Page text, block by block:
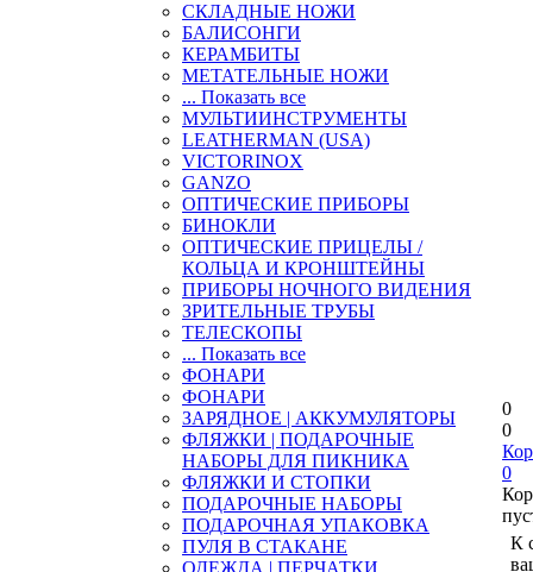
СКЛАДНЫЕ НОЖИ
БАЛИСОНГИ
КЕРАМБИТЫ
МЕТАТЕЛЬНЫЕ НОЖИ
... Показать все
МУЛЬТИИНСТРУМЕНТЫ
LEATHERMAN (USA)
VICTORINOX
GANZO
ОПТИЧЕСКИЕ ПРИБОРЫ
БИНОКЛИ
ОПТИЧЕСКИЕ ПРИЦЕЛЫ /
КОЛЬЦА И КРОНШТЕЙНЫ
ПРИБОРЫ НОЧНОГО ВИДЕНИЯ
ЗРИТЕЛЬНЫЕ ТРУБЫ
ТЕЛЕСКОПЫ
... Показать все
ФОНАРИ
ФОНАРИ
ЗАРЯДНОЕ | АККУМУЛЯТОРЫ
ФЛЯЖКИ | ПОДАРОЧНЫЕ
НАБОРЫ ДЛЯ ПИКНИКА
ФЛЯЖКИ И СТОПКИ
ПОДАРОЧНЫЕ НАБОРЫ
ПОДАРОЧНАЯ УПАКОВКА
ПУЛЯ В СТАКАНЕ
ОДЕЖДА | ПЕРЧАТКИ
0
0
0
К